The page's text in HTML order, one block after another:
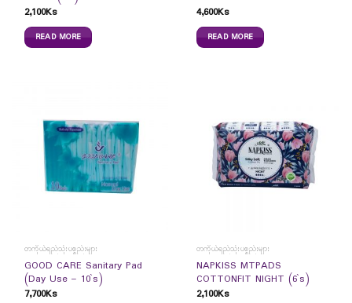
2,100Ks
READ MORE
4,600Ks
READ MORE
တကိုယ်ရည်သုံးပစ္စည်းများ
GOOD CARE Sanitary Pad
(Day Use – 10`s)
7,700Ks
တကိုယ်ရည်သုံးပစ္စည်းများ
NAPKISS MTPADS
COTTONFIT NIGHT (6`s)
2,100Ks